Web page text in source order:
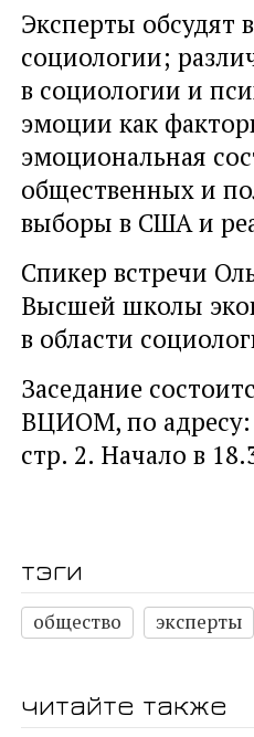
Эксперты обсудят
социологии;
в социологии и
эмоции как
эмоциональная
общественных и
выборы в США и
Спикер встречи
Высшей школы
в области
Заседание
ВЦИОМ, по адресу:
стр. 2. Начало в
тэги
общество эксперты
читайте также